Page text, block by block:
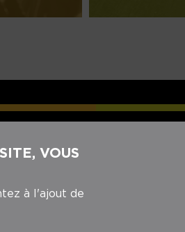
NOUS SUR NOS
VOUS
à l'ajout de